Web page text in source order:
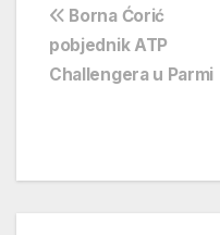
Navigacija
objava
Borna Ćorić
pobjednik ATP
Challengera u Parmi